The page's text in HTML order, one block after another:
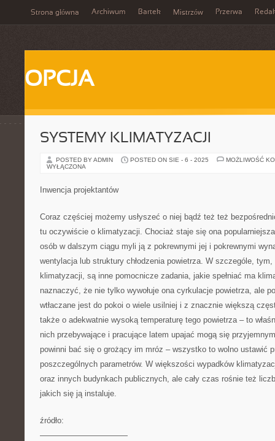
Strona główna Archiwum Bartek Mistrzów Przerwa
OPCJA
SYSTEMY KLIMATYZACJI
POSTED BY ADMIN POSTED ON SIE - 6 - 2025
MOŻLIWOŚĆ
WYŁĄCZONA
Inwencja projektantów
Coraz częściej możemy usłyszeć o niej bądź też też
tu oczywiście o klimatyzacji. Chociaż staje się ona
osób w dalszym ciągu myli ją z pokrewnymi jej i pokrewnymi
wentylacja lub struktury chłodzenia powietrza. W szczególe,
klimatyzacji, są inne pomocnicze zadania, jakie spełniać ma
naznaczyć, że nie tylko wywołuje ona cyrkulacje powietrza, ale
wtłaczane jest do pokoi o wiele usilniej i z znacznie większą
także o adekwatnie wysoką temperaturę tego powietrza – to
nich przebywające i pracujące latem upajać mogą się
powinni bać się o grożący im mróz – wszystko to wolno ustawić
poszczególnych parametrów. W większości wypadków
oraz innych budynkach publicznych, ale cały czas rośnie też
jakich się ją instaluje.
źródło:
———————————